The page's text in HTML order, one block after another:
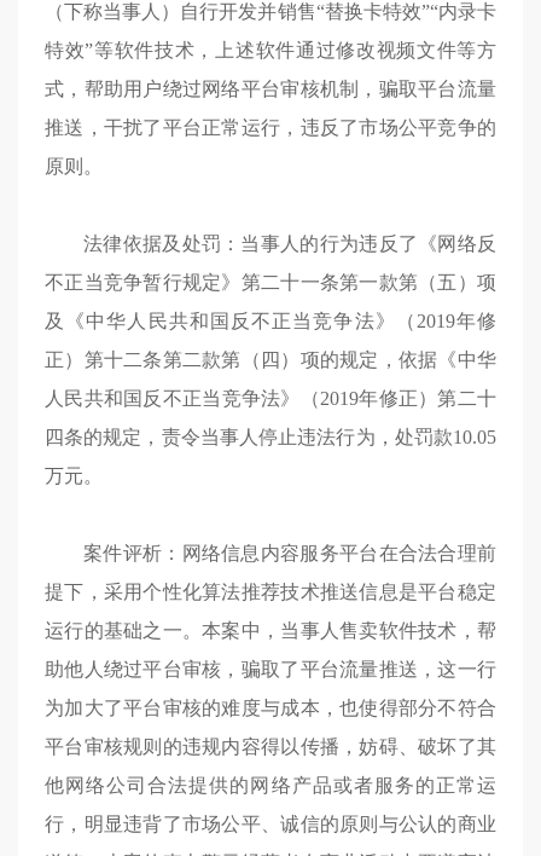
（下称当事人）自行开发并销售“替换卡特效”“内录卡
特效”等软件技术，上述软件通过修改视频文件等方
式，帮助用户绕过网络平台审核机制，骗取平台流量
推送，干扰了平台正常运行，违反了市场公平竞争的
原则。
法律依据及处罚：当事人的行为违反了《网络反
不正当竞争暂行规定》第二十一条第一款第（五）项
及《中华人民共和国反不正当竞争法》（2019年修
正）第十二条第二款第（四）项的规定，依据《中华
人民共和国反不正当竞争法》（2019年修正）第二十
四条的规定，责令当事人停止违法行为，处罚款10.05
万元。
案件评析：网络信息内容服务平台在合法合理前
提下，采用个性化算法推荐技术推送信息是平台稳定
运行的基础之一。本案中，当事人售卖软件技术，帮
助他人绕过平台审核，骗取了平台流量推送，这一行
为加大了平台审核的难度与成本，也使得部分不符合
平台审核规则的违规内容得以传播，妨碍、破坏了其
他网络公司合法提供的网络产品或者服务的正常运
行，明显违背了市场公平、诚信的原则与公认的商业